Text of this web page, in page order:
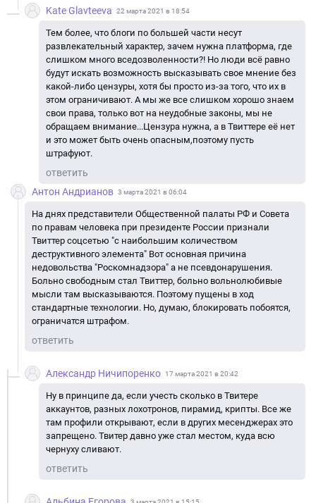
Kate Glavteeva 22 марта 2021 в 18:54
Тем более, что блоги по большей части несут
развлекательный характер, зачем нужна платформа, где
слишком много вседозволенности?! Но люди всё равно
будут искать возможность высказывать свое мнение без
какой-либо цензуры, хотя бы просто из-за того, что их в
этом ограничивают. А мы же все слишком хорошо знаем
свои права, только вот на неудобные законы, мы не
обращаем внимание...Цензура нужна, а в Твиттере её нет
и это может быть очень опасным,поэтому пусть
штрафуют.
ответить
Антон Андрианов 3 марта 2021 в 06:04
На днях представители Общественной палаты РФ и Совета
по правам человека при президенте России признали
Твиттер соцсетью "с наибольшим количеством
деструктивного элемента" Вот основная причина
недовольства "Роскомнадзора" а не псевдонарушения.
Больно свободным стал Твиттер, больно вольнолюбивые
мысли там высказываются. Поэтому пущены в ход
стандартные технологии. Но, думаю, блокировать побоятся,
ограничатся штрафом.
ответить
Александр Ничипоренко 17 марта 2021 в 20:42
Ну в принципе да, если учесть сколько в Твитере
аккаунтов, разных лохотронов, пирамид, крипты. Все же
там профили открывают, если в других месенджерах это
запрещено. Твитер давно уже стал местом, куда всю
чернуху сливают.
ответить